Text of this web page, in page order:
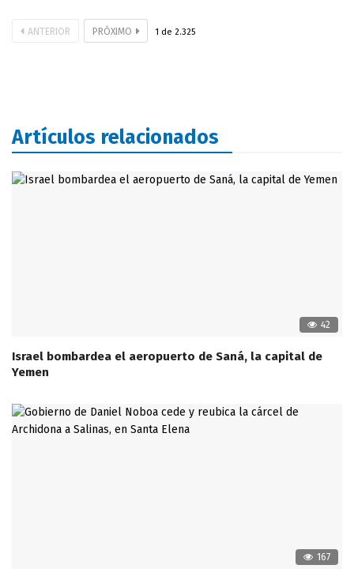
ANTERIOR PRÓXIMO 1 de 2.325
Artículos relacionados
42
Israel bombardea el aeropuerto de Saná, la capital de
Yemen
167